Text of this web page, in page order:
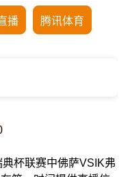
播 腾讯体育
杯联赛中佛萨VSIK弗